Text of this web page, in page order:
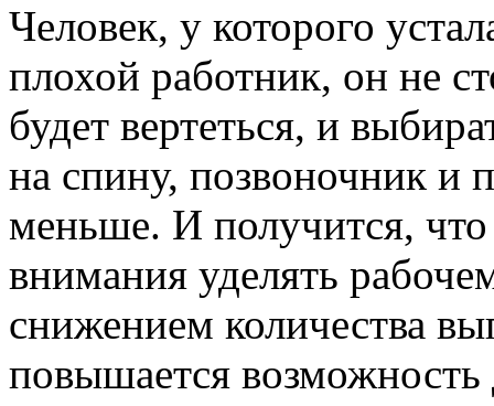
Человек, у которого
плохой работник, он не
будет вертеться, и
на спину, позвоночник и
меньше. И получится, что
внимания уделять
снижением количества
повышается